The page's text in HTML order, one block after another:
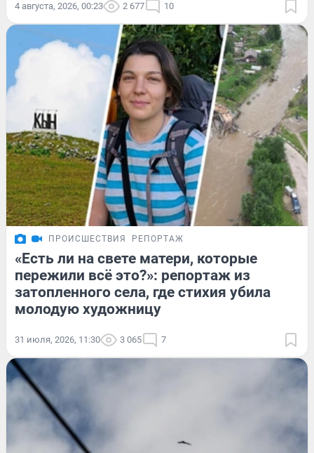
4 августа, 2026, 00:23 2 677 10
ПРОИСШЕСТВИЯ РЕПОРТАЖ
«Есть ли на свете матери, которые
пережили всё это?»: репортаж из
затопленного села, где стихия убила
молодую художницу
31 июля, 2026, 11:30 3 065 7